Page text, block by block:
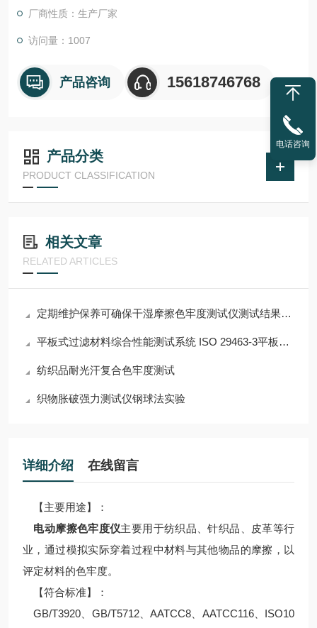
厂商性质：生产厂家
访问量：1007
产品咨询 15618746768
产品分类
PRODUCT CLASSIFICATION
相关文章
RELATED ARTICLES
定期维护保养可确保干湿摩擦色牢度测试仪测试结果的准确性
平板式过滤材料综合性能测试系统 ISO 29463-3平板过滤介质测试
纺织品耐光汗复合色牢度测试
织物胀破强力测试仪钢球法实验
详细介绍 在线留言
【主要用途】：
电动摩擦色牢度仪主要用于纺织品、针织品、皮革等行
业，通过模拟实际穿着过程中材料与其他物品的摩擦，以
评定材料的色牢度。
【符合标准】：
GB/T3920、GB/T5712、AATCC8、AATCC116、ISO10
电话咨询